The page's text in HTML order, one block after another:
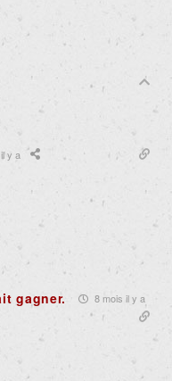
y a
gagner. 8 mois il y a